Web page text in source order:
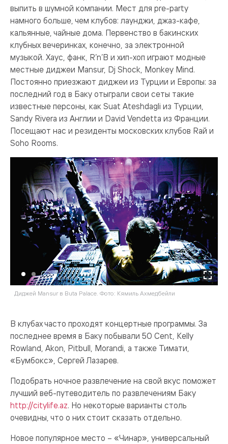
выпить в шумной компании. Мест для pre-party
намного больше, чем клубов: лаунджи, джаз-кафе,
кальянные, чайные дома. Первенство в бакинских
клубных вечеринках, конечно, за электронной
музыкой. Хаус, фанк, R’n’B и хип-хоп играют модные
местные диджеи Mansur, Dj Shock, Monkey Mind.
Постоянно приезжают диджеи из Турции и Европы: за
последний год в Баку отыграли свои сеты такие
известные персоны, как Suat Ateshdagli из Турции,
Sandy Rivera из Англии и David Vendetta из Франции.
Посещают нас и резиденты московских клубов Rай и
Soho Rooms.
Диджей Mansur в Buta Palace. Фото: Кямиль Ахмедбейли
В клубах часто проходят концертные программы. За
последнее время в Баку побывали 50 Cent, Kelly
Rowland, Akon, Pitbull, Morandi, а также Тимати,
«Бумбокс», Сергей Лазарев.
Подобрать ночное развлечение на свой вкус поможет
лучший веб-путеводитель по развлечениям Баку
http://citylife.az. Но некоторые варианты столь
очевидны, что о них стоит сказать отдельно.
Новое популярное место – «Чинар», универсальный